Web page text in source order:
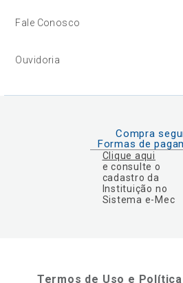
Fale Conosco
Ouvidoria
Compra
Formas de
Clique aqui
e consulte o
cadastro da
Instituição no
Sistema e-Mec
Termos de Uso e